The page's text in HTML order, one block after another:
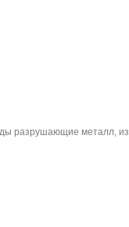
разрушающие металл, из